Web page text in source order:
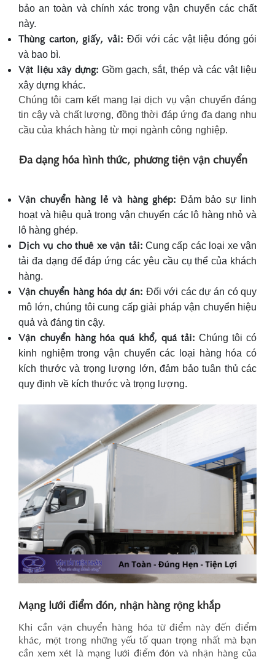
bảo an toàn và chính xác trong vận chuyển các chất
này.
Thùng carton, giấy, vải: Đối với các vật liệu đóng gói
và bao bì.
Vật liệu xây dựng: Gồm gạch, sắt, thép và các vật liệu
xây dựng khác.
Chúng tôi cam kết mang lại dịch vụ vận chuyển đáng
tin cậy và chất lượng, đồng thời đáp ứng đa dạng nhu
cầu của khách hàng từ mọi ngành công nghiệp.
Đa dạng hóa hình thức, phương tiện vận chuyển
Vận chuyển hàng lẻ và hàng ghép: Đảm bảo sự linh
hoạt và hiệu quả trong vận chuyển các lô hàng nhỏ và
lô hàng ghép.
Dịch vụ cho thuê xe vận tải: Cung cấp các loại xe vận
tải đa dạng để đáp ứng các yêu cầu cụ thể của khách
hàng.
Vận chuyển hàng hóa dự án: Đối với các dự án có quy
mô lớn, chúng tôi cung cấp giải pháp vận chuyển hiệu
quả và đáng tin cậy.
Vận chuyển hàng hóa quá khổ, quá tải:Chúng tôi có
kinh nghiệm trong vận chuyển các loại hàng hóa có
kích thước và trọng lượng lớn, đảm bảo tuân thủ các
quy định về kích thước và trọng lượng.
Mạng lưới điểm đón, nhận hàng rộng khắp
Khi cần vận chuyển hàng hóa từ điểm này đến điểm
khác, một trong những yếu tố quan trọng nhất mà bạn
cần xem xét là mạng lưới điểm đón và nhận hàng của